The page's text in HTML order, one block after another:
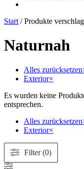
Start / Produkte
Naturnah
Alles zurücksetzen
Exterior×
Es wurden keine
entsprechen.
Alles zurücksetzen
Exterior×
Filter (0)